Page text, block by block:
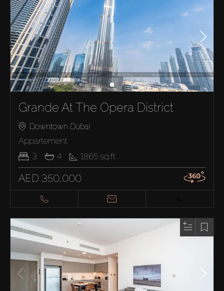
Grande At The Opera District
Downtown Dubai
Appartement
3
4 1865 sq.ft
AED 350,000